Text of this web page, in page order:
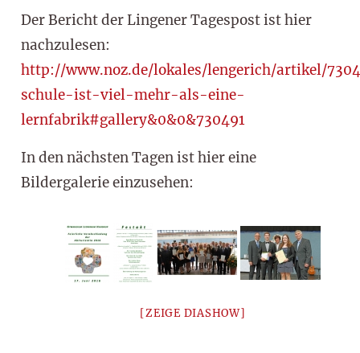
Der Bericht der Lingener Tagespost ist hier
nachzulesen:
http://www.noz.de/lokales/lengerich/artikel/
schule-ist-viel-mehr-als-eine-
lernfabrik#gallery&0&0&730491
In den nächsten Tagen ist hier eine
Bildergalerie einzusehen:
[ZEIGE DIASHOW]